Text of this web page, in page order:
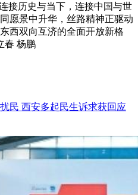
接历史与当下，连接中国与世
愿景中升华，丝路精神正驱动
西双向互济的全面开放新格
春 杨鹏
民 西安多起民生诉求获回应